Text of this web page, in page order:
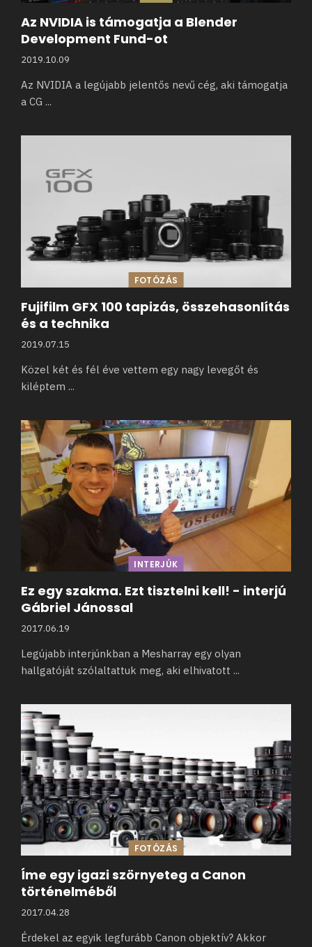
Az NVIDIA is támogatja a Blender
Development Fund-ot
2019.10.09
Az NVIDIA a legújabb jelentős nevű cég, aki támogatja
a CG ...
FOTÓZÁS
Fujifilm GFX 100 tapizás, összehasonlítás
és a technika
2019.07.15
Közel két és fél éve vettem egy nagy levegőt és
kiléptem ...
INTERJÚK
Ez egy szakma. Ezt tisztelni kell! - interjú
Gábriel Jánossal
2017.06.19
Legújabb interjúnkban a Mesharray egy olyan
hallgatóját szólaltattuk meg, aki elhivatott ...
FOTÓZÁS
Íme egy igazi szörnyeteg a Canon
történelméből
2017.04.28
Érdekel az egyik legfurább Canon objektív? Akkor